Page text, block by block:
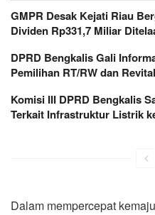
GMPR Desak Kejati Riau
Dividen Rp331,7 Miliar
DPRD Bengkalis Gali
Pemilihan RT/RW dan
Komisi III DPRD Bengkalis
Terkait Infrastruktur Listrik
Dalam mempercepat